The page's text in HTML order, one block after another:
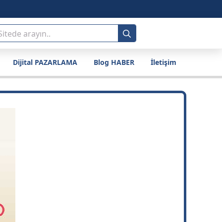
Search
for:
Dijital PAZARLAMA Blog HABER İletişim